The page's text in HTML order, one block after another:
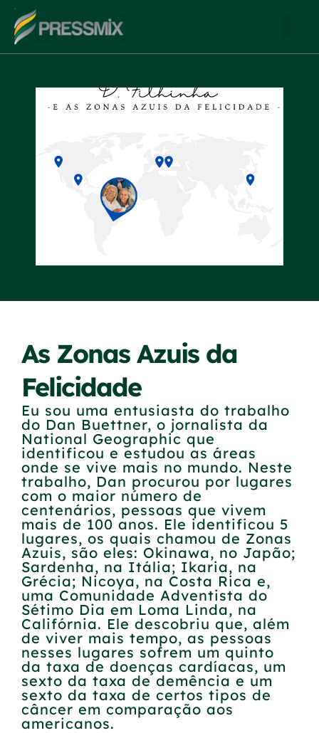
As Zonas Azuis da
Felicidade
Eu sou uma entusiasta do trabalho
do Dan Buettner, o jornalista da
National Geographic que
identificou e estudou as áreas
onde se vive mais no mundo. Neste
trabalho, Dan procurou por lugares
com o maior número de
centenários, pessoas que vivem
mais de 100 anos. Ele identificou 5
lugares, os quais chamou de Zonas
Azuis, são eles: Okinawa, no Japão;
Sardenha, na Itália; Ikaria, na
Grécia; Nicoya, na Costa Rica e,
uma Comunidade Adventista do
Sétimo Dia em Loma Linda, na
Califórnia. Ele descobriu que, além
de viver mais tempo, as pessoas
nesses lugares sofrem um quinto
da taxa de doenças cardíacas, um
sexto da taxa de demência e um
sexto da taxa de certos tipos de
câncer em comparação aos
americanos.